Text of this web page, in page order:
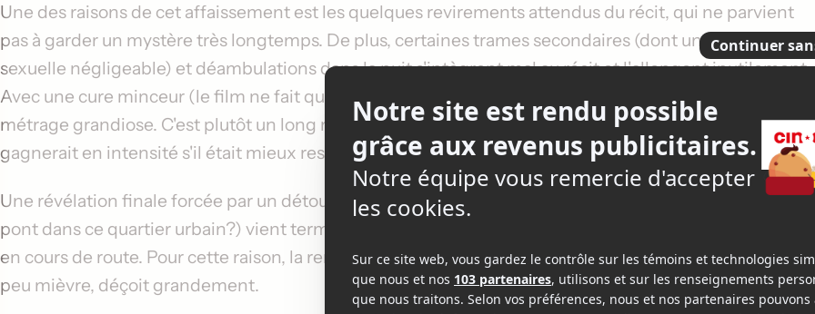
Une des raisons de cet affaissement est les quelques revirements attendus du récit, qui ne parvient
pas à garder un mystère très longtemps. De plus, certaines trames secondaires (dont une expérience
sexuelle négligeable) et déambulations dans la nuit s'intègrent mal au récit et l'allongent inutilement.
Avec une cure minceur (le film ne fait que 85 minutes),
2 temps 3 mouvements
aurait pu être un court
métrage grandiose. C'est plutôt un long métrage correct, avec autant de qualités que de défauts, qui
gagnerait en intensité s'il était mieux resserré.
Une révélation finale forcée par un détour scénaristique et physique (mais où est cette rivière sans
pont dans ce quartier urbain?) vient terminer de diluer la force dramatique du film, qui s'était perdue
en cours de route. Pour cette raison, la rencontre finale entre le jeune héros et la mère du suicidé, un
peu mièvre, déçoit grandement.